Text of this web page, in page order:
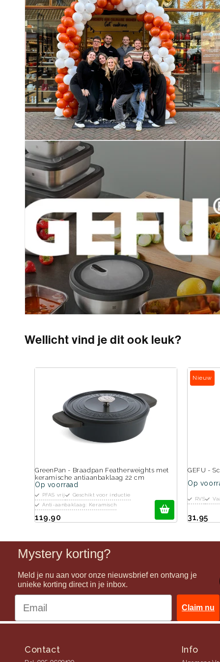
Gebruik & onderhoud
Gebruik de diepe schuimspaan voor het afschuimen van
uitscheppen van groenten uit heet water. Niet geschikt
kan de lepel eenvoudig gereinigd worden in de vaatwasser.
Til je kookgemak naar een hoger niveau, kies voor de
comfort met professionele kwaliteit.
Wellicht vind je dit ook leuk?
GreenPan - Braadpan Featherweights met
keramische antiaanbaklaag 22 cm
Op voorraad
PFAS vrij
Geschikt voor inductie
Anti-aanbaklaag: Keramisch
119,90
Nieuw
GEFU -
Op
RVS
31,95
Mystery korting?
Meld je nu aan voor onze nieuwsbrief en ontvang je
unieke korting direct in je inbox.
Claim nu
Contact Info